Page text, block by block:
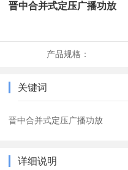
晋中合并式定压广播功放
产品规格：
关键词
晋中合并式定压广播功放
详细说明